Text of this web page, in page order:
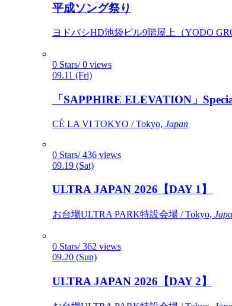
平成ソング祭り
ヨドバシHD池袋ビル9階屋上（YODO
0 Stars/ 0 views
09.11 (Fri)
「SAPPHIRE ELEVATION」
CÉ LA VI TOKYO / Tokyo, Japan
0 Stars/ 436 views
09.19 (Sat)
ULTRA JAPAN 2026【DAY 1】
お台場ULTRA PARK特設会場 / Tokyo,
0 Stars/ 362 views
09.20 (Sun)
ULTRA JAPAN 2026【DAY 2】